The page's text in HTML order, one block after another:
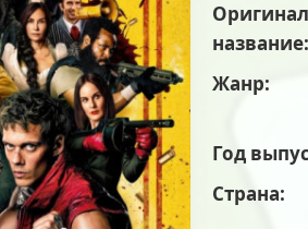
название:
Жанр:
Год
Страна: